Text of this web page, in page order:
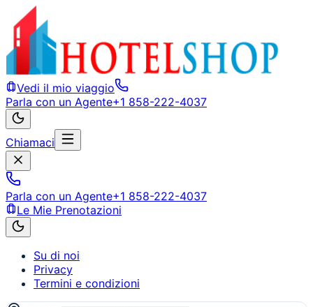
Vedi il mio viaggio
Parla con un Agente+1 858-222-4037
Chiamaci
Parla con un Agente+1 858-222-4037
Le Mie Prenotazioni
Su di noi
Privacy
Termini e condizioni